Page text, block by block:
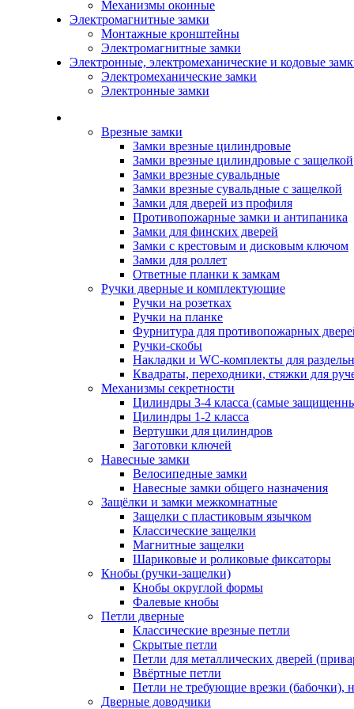
Механизмы оконные
Электромагнитные замки
Монтажные кронштейны
Электромагнитные замки
Электронные, электромеханические и кодовые
Электромеханические замки
Электронные замки
Врезные замки
Замки врезные цилиндровые
Замки врезные цилиндровые с защелкой
Замки врезные сувальдные
Замки врезные сувальдные с защелкой
Замки для дверей из профиля
Противопожарные замки и антипаника
Замки для финских дверей
Замки с крестовым и дисковым ключом
Замки для роллет
Ответные планки к замкам
Ручки дверные и комплектующие
Ручки на розетках
Ручки на планке
Фурнитура для противопожарных
Ручки-скобы
Накладки и WC-комплекты для
Квадраты, переходники, стяжки для
Механизмы секретности
Цилиндры 3-4 класса (самые
Цилиндры 1-2 класса
Вертушки для цилиндров
Заготовки ключей
Навесные замки
Велосипедные замки
Навесные замки общего назначения
Защёлки и замки межкомнатные
Защелки с пластиковым язычком
Классические защелки
Магнитные защелки
Шариковые и роликовые фиксаторы
Кнобы (ручки-защелки)
Кнобы округлой формы
Фалевые кнобы
Петли дверные
Классические врезные петли
Скрытые петли
Петли для металлических дверей
Ввёртные петли
Петли не требующие врезки (бабочки),
Дверные доводчики